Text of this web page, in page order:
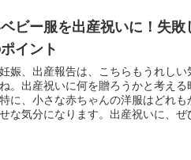
ビー服を出産祝いに！失敗
イント
娠、出産報告は、こちらもうれしい
。出産祝いに何を贈ろうかと考え
に、小さな赤ちゃんの洋服はどれ
な気分になります。出産祝いに、ぜ